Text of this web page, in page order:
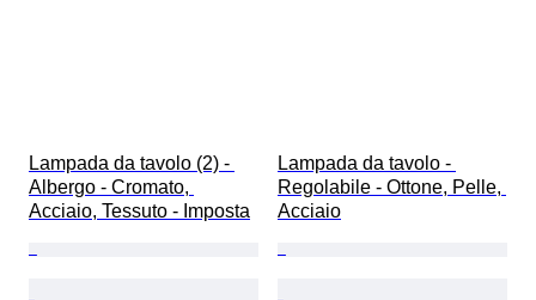
Lampada da tavolo (2) -
Albergo - Cromato,
Acciaio, Tessuto - Imposta
Lampada da tavolo -
Regolabile - Ottone, Pelle,
Acciaio